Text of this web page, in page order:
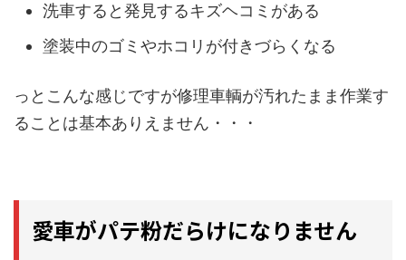
洗車すると発見するキズヘコミがある
塗装中のゴミやホコリが付きづらくなる
っとこんな感じですが修理車輌が汚れたまま作業す
ることは基本ありえません・・・
愛車がパテ粉だらけになりません